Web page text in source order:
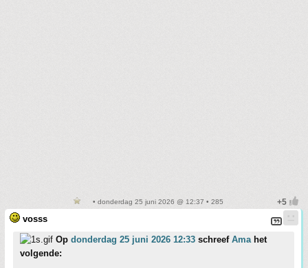
• donderdag 25 juni 2026 @ 12:37 • 285
vosss
Op donderdag 25 juni 2026 12:33 schreef Amahet
volgende: